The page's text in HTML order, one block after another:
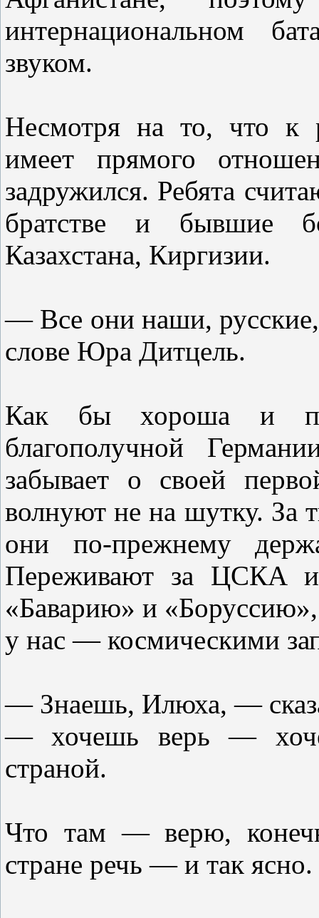
интернациональном
звуком.
Несмотря на то, что к
имеет прямого
задружился. Ребята
братстве и бывшие
Казахстана, Киргизии.
— Все они наши,
слове Юра Дитцель.
Как бы хороша и
благополучной
забывает о своей
волнуют не на шутку. За
они по-прежнему
Переживают за ЦСКА
«Баварию» и «Боруссию»,
у нас — космическими
— Знаешь, Илюха, —
— хочешь верь —
страной.
Что там — верю,
стране речь — и так ясно.